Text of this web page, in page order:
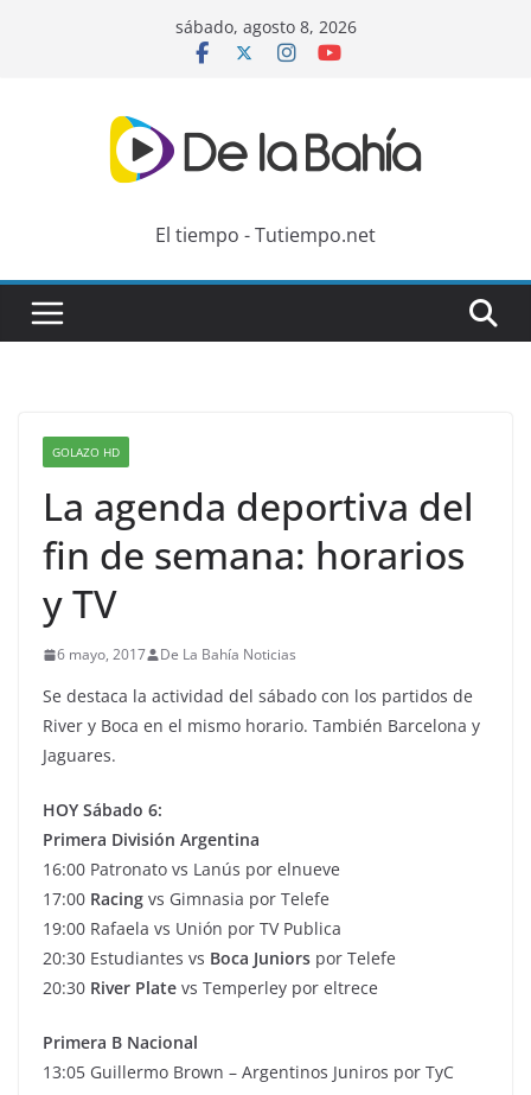
sábado, agosto 8, 2026
El tiempo - Tutiempo.net
GOLAZO HD
La agenda deportiva del
fin de semana: horarios
y TV
6 mayo, 2017 De La Bahía Noticias
Se destaca la actividad del sábado con los partidos de
River y Boca en el mismo horario. También Barcelona y
Jaguares.
HOY Sábado 6:
Primera División Argentina
16:00 Patronato vs Lanús por elnueve
17:00 Racing vs Gimnasia por Telefe
19:00 Rafaela vs Unión por TV Publica
20:30 Estudiantes vs Boca Juniors por Telefe
20:30 River Plate vs Temperley por eltrece
Primera B Nacional
13:05 Guillermo Brown – Argentinos Juniros por TyC